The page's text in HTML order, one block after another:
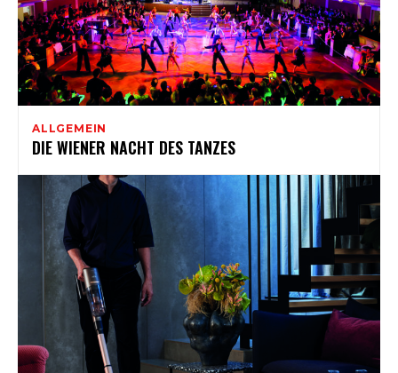
ALLGEMEIN
DIE WIENER NACHT DES TANZES